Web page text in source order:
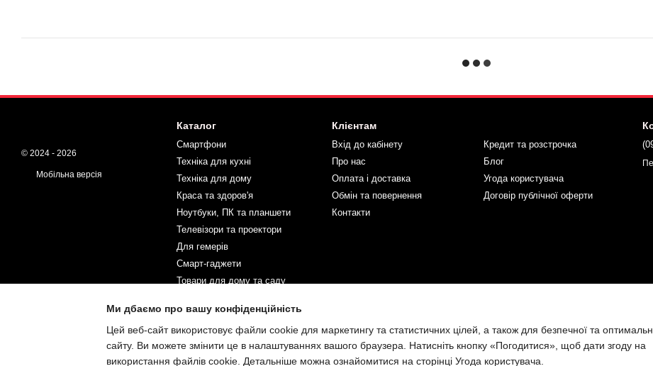
© 2024 - 2026
Мобільна версія
Інтернет-магазин створений з
Каталог
Смартфони
Техніка для кухні
Техніка для дому
Краса та здоров'я
Ноутбуки, ПК та планшети
Телевізори та проектори
Для гемерів
Смарт-гаджети
Товари для дому та саду
Товари для дітей
Автотовари та інструменти
Клієнтам
Вхід до кабінету
Про нас
Оплата і доставка
Обмін та повернення
Контакти
Кредит та розстрочка
Блог
Угода користувача
Договір публічної оферти
Ми дбаємо про вашу конфіденційність
Цей веб-сайт використовує файли cookie для маркетингу та статистичних цілей, а також для безпечної та
сайту. Ви можете змінити це в налаштуваннях вашого браузера. Натисніть кнопку «Погодитися», щоб дати згоду на
використання файлів cookie. Детальніше можна ознайомитися на сторінці Угода користувача